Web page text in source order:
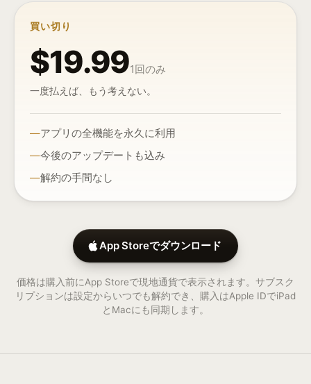
買い切り
$19.991回のみ
一度払えば、もう考えない。
アプリの全機能を永久に利用
今後のアップデートも込み
解約の手間なし
App Storeでダウンロード
価格は購入前にApp Storeで現地通貨で表示されます。サブスク
リプションは設定からいつでも解約でき、購入はApple IDでiPad
とMacにも同期します。